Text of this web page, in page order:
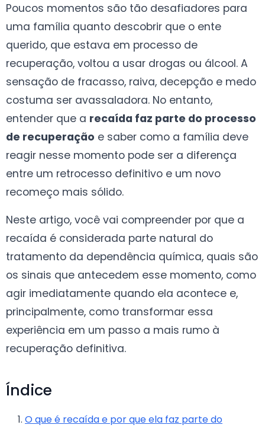
Poucos momentos são tão desafiadores para
uma família quanto descobrir que o ente
querido, que estava em processo de
recuperação, voltou a usar drogas ou álcool. A
sensação de fracasso, raiva, decepção e medo
costuma ser avassaladora. No entanto,
entender que a recaída faz parte do processo
de recuperação e saber como a família deve
reagir nesse momento pode ser a diferença
entre um retrocesso definitivo e um novo
recomeço mais sólido.
Neste artigo, você vai compreender por que a
recaída é considerada parte natural do
tratamento da dependência química, quais são
os sinais que antecedem esse momento, como
agir imediatamente quando ela acontece e,
principalmente, como transformar essa
experiência em um passo a mais rumo à
recuperação definitiva.
Índice
O que é recaída e por que ela faz parte do